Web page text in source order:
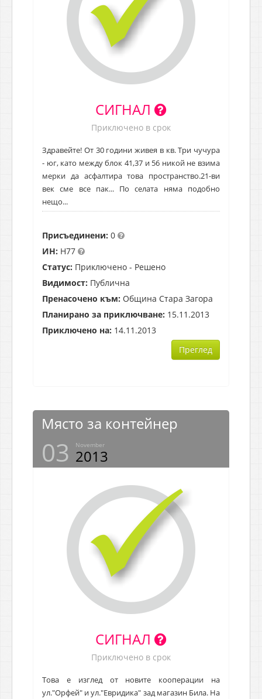
СИГНАЛ
Приключено в срок
Здравейте! От 30 години живея в кв. Три чучура
- юг, като между блок 41,37 и 56 никой не взима
мерки да асфалтира това пространство.21-ви
век сме все пак... По селата няма подобно
нещо...
Присъединени: 0
ИН: H77
Статус: Приключено - Решено
Видимост: Публична
Пренасочено към: Община Стара Загора
Планирано за приключване: 15.11.2013
Приключено на: 14.11.2013
Преглед
Място за контейнер
03 November
2013
СИГНАЛ
Приключено в срок
Това е изглед от новите кооперации на
ул."Орфей" и ул."Евридика" зад магазин Била. На